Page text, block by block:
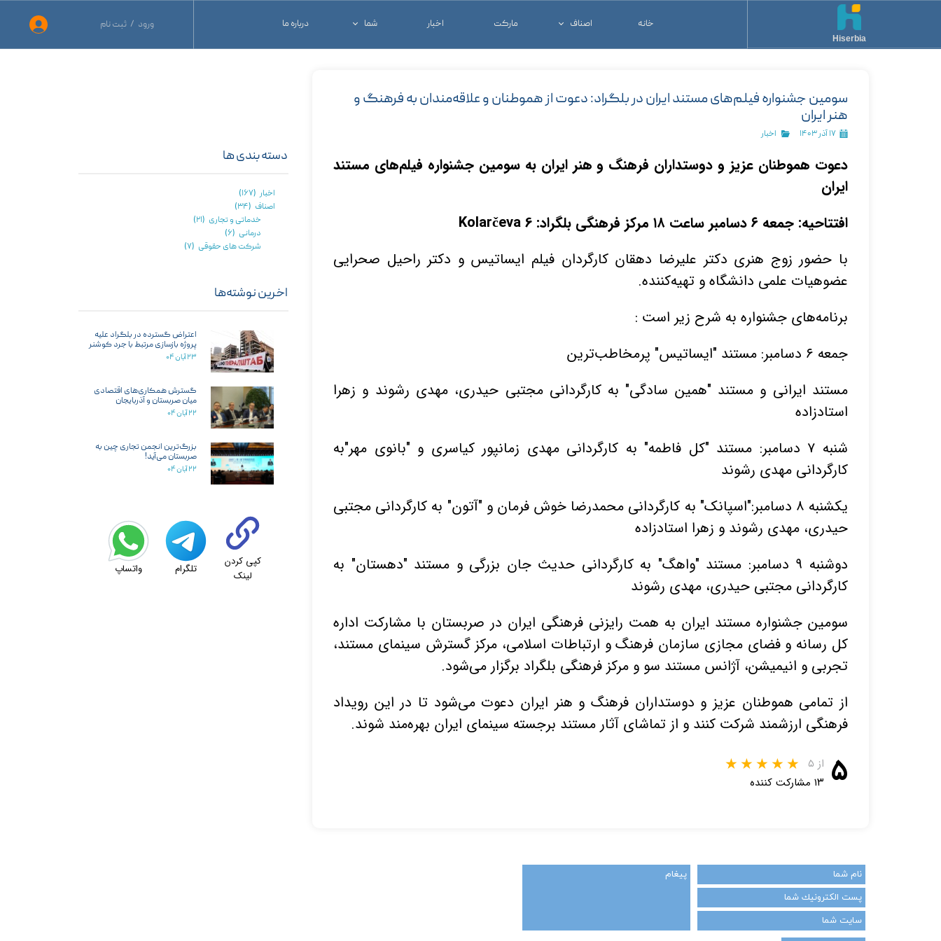
ورود / ثبت نام
حساب کاربری من
خانه اصناف مارکت اخبار شما درباره ما
Hiserbia
سومین جشنواره فیلم‌های مستند ایران در بلگراد: دعوت از هموطنان و علاقه‌مندان به فرهنگ و
هنر ایران
۱۷ آذر ۱۴۰۳ اخبار
دعوت هموطنان عزیز و دوستداران فرهنگ و هنر ایران به سومین جشنواره فیلم‌های مستند
ایران
افتتاحیه: جمعه ۶ دسامبر ساعت ۱۸ مرکز فرهنگی بلگراد: Kolarčeva 6
با حضور زوج هنری دکتر علیرضا دهقان کارگردان فیلم ایساتیس و دکتر راحیل صحرایی
عضوهیات علمی دانشگاه و تهیه‌کننده.
برنامه‌های جشنواره به شرح زیر است :
جمعه ۶ دسامبر: مستند "ایساتیس" پرمخاطب‌ترین
مستند ایرانی و مستند "همین سادگی" به کارگردانی مجتبی حیدری، مهدی رشوند و زهرا
استادزاده
شنبه ۷ دسامبر: مستند "کل فاطمه" به کارگردانی مهدی زمانپور کیاسری و "بانوی مهر"به
کارگردانی مهدی رشوند
یکشنبه ۸ دسامبر:"اسپانک" به کارگردانی محمدرضا خوش فرمان و "آتون" به کارگردانی مجتبی
حیدری، مهدی رشوند و زهرا استادزاده
دوشنبه ۹ دسامبر: مستند "واهگ" به کارگردانی حدیث جان بزرگی و مستند "دهستان" به
کارگردانی مجتبی حیدری، مهدی رشوند
سومین جشنواره مستند ایران به همت رایزنی فرهنگی ایران در صربستان با مشارکت اداره
کل رسانه و فضای مجازی سازمان فرهنگ و ارتباطات اسلامی، مرکز گسترش سینمای مستند،
تجربی و انیمیشن، آژانس مستند سو و مرکز فرهنگی بلگراد برگزار می‌شود.
از تمامی هموطنان عزیز و دوستداران فرهنگ و هنر ایران دعوت می‌شود تا در این رویداد
فرهنگی ارزشمند شرکت کنند و از تماشای آثار مستند برجسته سینمای ایران بهره‌مند شوند.
۵ از ۵
۱۳ مشارکت کننده
دسته بندی ها
اخبار (۱۶۷)
اصناف (۳۴)
خدماتی و تجاری (۲۱)
درمانی (۶)
شرکت های حقوقی (۷)
اخرین نوشته‌ها
اعتراض گسترده در بلگراد علیه
پروژه بازسازی مرتبط با جرد کوشنر
۲۳ آبان ۰۴
گسترش همکاری‌های اقتصادی
میان صربستان و آذربایجان
۲۲ آبان ۰۴
بزرگ‌ترین انجمن تجاری چین به
صربستان می‌آید!
۲۲ آبان ۰۴
کپی کردن
لینک
تلگرام واتساپ